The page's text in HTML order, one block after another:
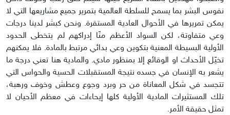
نفوس البشر بما يسمح للسلطة العالمية بتمرير جميع مشاريعها التي لا
يمكن تمريرها في الأحوال العادية المستقرة. ونحن كبشر لدينا درجات
وعي متفاوتة، لكن السواد الأعظم منّا إدراكهم لم يتخطى الحدود
الأولية البسيطة المعنية بتكوين وعي بدائي مرتبط بالمادة. فلا يمكنهم
تخيّل الأحداث او الوقائع إلا بمنظور مادي. والمادية هنا تعني درجة ما
يشعر به الإنسان في جسده نتيجة المستقبلات الحسية والحواس التي
تتجسد في شكل المعاناة من حر وبرد وجوع وعطش وخوف ورهبة،
تلك المستثيرات المادية الأولية كلها إيحاءات في معظم الأحيان لا
تمثل حقيقة الأمر.